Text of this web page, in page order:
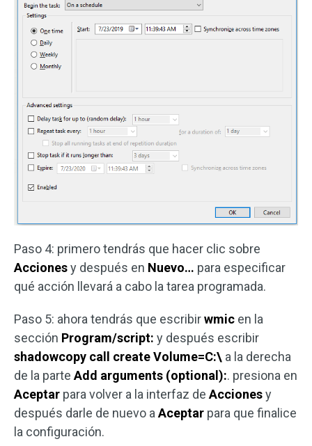
Paso 4: primero tendrás que hacer clic sobre
Accionesy después en Nuevo… para especificar
qué acción llevará a cabo la tarea programada.
Paso 5: ahora tendrás que escribirwmic en la
sección Program/script: y después escribir
shadowcopy call create Volume=C:\ a la derecha
de la parte Add arguments (optional):. presiona en
Aceptar para volver a la interfaz de Accionesy
después darle de nuevo a Aceptar para que finalice
la configuración.